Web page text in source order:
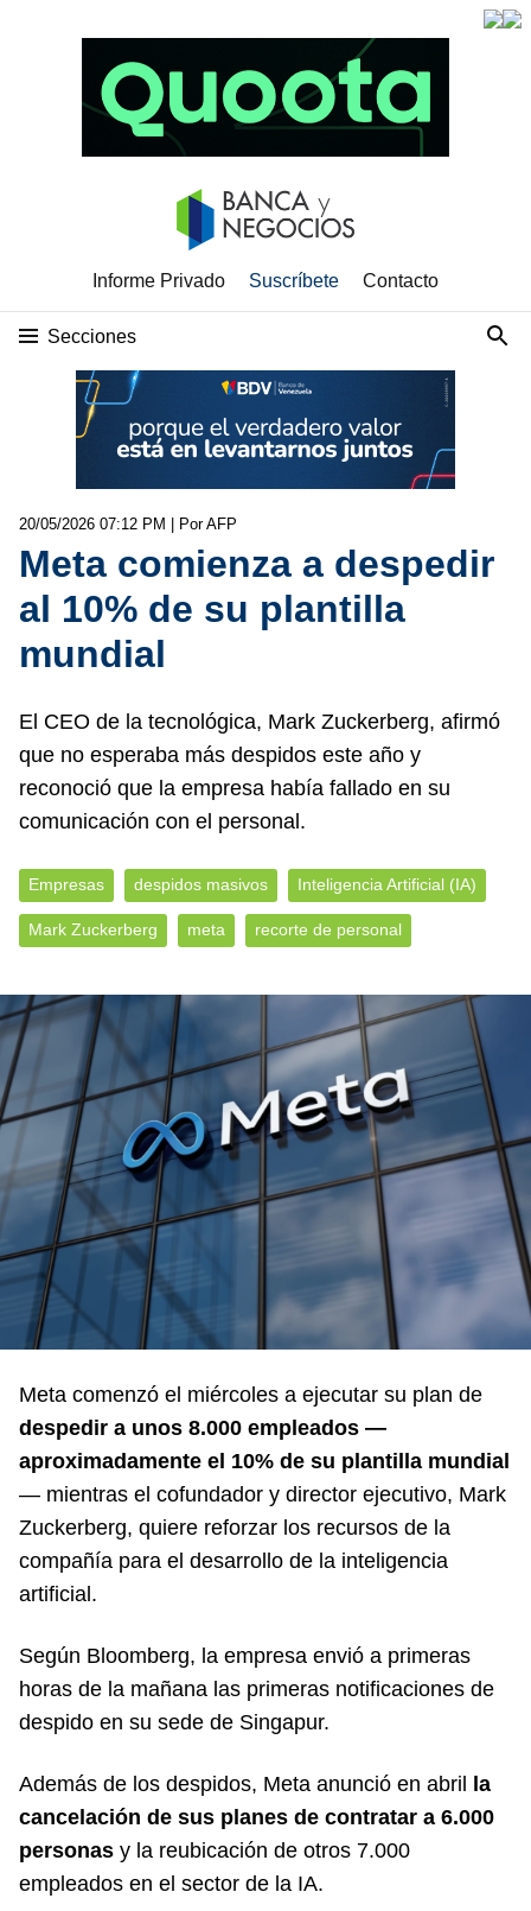
Informe Privado Suscríbete Contacto
Secciones
20/05/2026 07:12 PM | Por AFP
Meta comienza a despedir
al 10% de su plantilla
mundial
El CEO de la tecnológica, Mark Zuckerberg, afirmó
que no esperaba más despidos este año y
reconoció que la empresa había fallado en su
comunicación con el personal.
Empresas despidos masivos Inteligencia Artificial (IA)
Mark Zuckerberg meta recorte de personal
Meta comenzó el miércoles a ejecutar su plan de
despedir a unos 8.000 empleados —
aproximadamente el 10% de su plantilla mundial
— mientras el cofundador y director ejecutivo, Mark
Zuckerberg, quiere reforzar los recursos de la
compañía para el desarrollo de la inteligencia
artificial.
Según Bloomberg, la empresa envió a primeras
horas de la mañana las primeras notificaciones de
despido en su sede de Singapur.
Además de los despidos, Meta anunció en abril la
cancelación de sus planes de contratar a 6.000
personas y la reubicación de otros 7.000
empleados en el sector de la IA.